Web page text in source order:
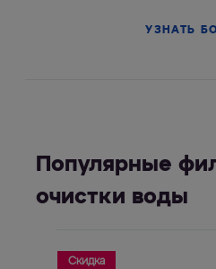
УЗНАТЬ
Популярные
очистки воды
Скидка